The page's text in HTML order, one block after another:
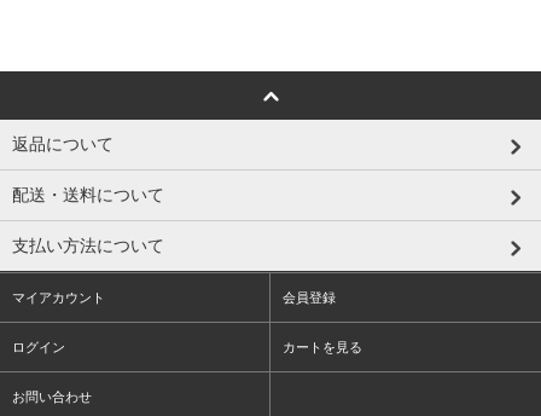
返品について
配送・送料について
支払い方法について
マイアカウント 会員登録
ログイン カートを見る
お問い合わせ